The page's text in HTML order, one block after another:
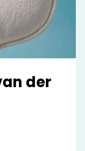
der